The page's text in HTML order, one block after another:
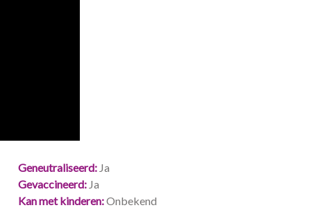
Geneutraliseerd Ja
Gevaccineerd Ja
Kan met kinderen Onbekend